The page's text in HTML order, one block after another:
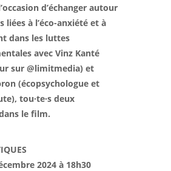
d’échanger autour
liées à l’éco-anxiété et à
dans les luttes
avec Vinz Kanté
sur @limitmedia) et
(écopsychologue et
tou·te·s deux
le film.
2024 à 18h30